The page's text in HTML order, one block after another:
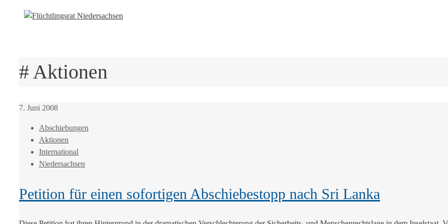
# Aktionen
7. Juni 2008
Abschiebungen
Aktionen
International
Niedersachsen
Petition für einen sofortigen Abschiebestopp nach Sri Lanka